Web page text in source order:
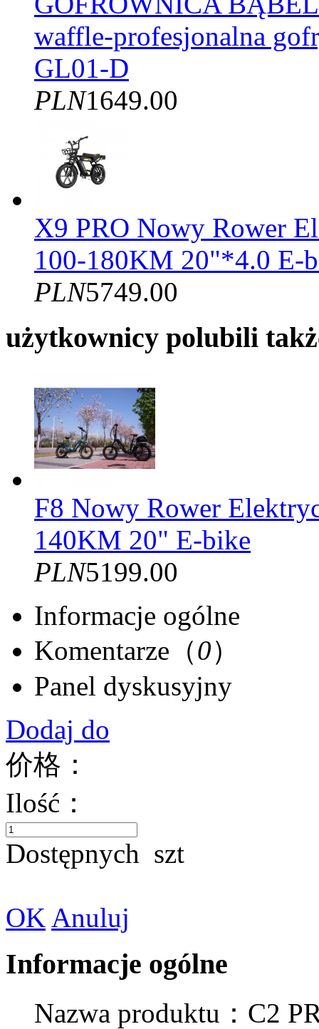
waffle-profesjonalna
GL01-D
PLN1649.00
X9 PRO Nowy Rower
100-180KM 20"*4.0 E-
PLN5749.00
użytkownicy polubili
F8 Nowy Rower
140KM 20" E-bike
PLN5199.00
Informacje ogólne
Komentarze（0）
Panel dyskusyjny
Dodaj do
价格：
Ilość：
Dostępnych szt
OK Anuluj
Informacje ogólne
Nazwa produktu：C2